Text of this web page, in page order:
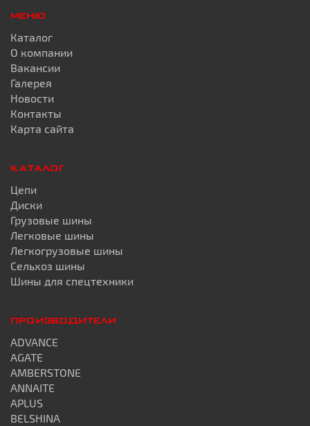
МЕНЮ
Каталог
О компании
Вакансии
Галерея
Новости
Контакты
Карта сайта
КАТАЛОГ
Цепи
Диски
Грузовые шины
Легковые шины
Легкогрузовые шины
Сельхоз шины
Шины для спецтехники
ПРОИЗВОДИТЕЛИ
ADVANCE
AGATE
AMBERSTONE
ANNAITE
APLUS
BELSHINA